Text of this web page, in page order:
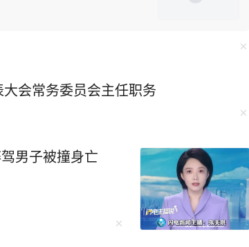
制便让F-35战机生产线告急。而“一带一
培养更多的“芯片大脑”。 李柘远成长
会常务委员会主任职务
男子被撞身亡